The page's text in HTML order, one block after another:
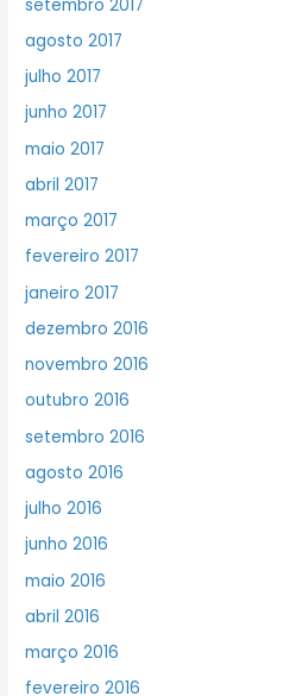
setembro 2017
agosto 2017
julho 2017
junho 2017
maio 2017
abril 2017
março 2017
fevereiro 2017
janeiro 2017
dezembro 2016
novembro 2016
outubro 2016
setembro 2016
agosto 2016
julho 2016
junho 2016
maio 2016
abril 2016
março 2016
fevereiro 2016